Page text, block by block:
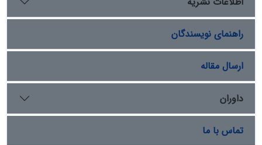
شبکه آشامیدنی می­باشد. ضمناً چاه­های بخش میانی از جمله
چاه­های 16 سیلو، 12 دهنو، 13 دهنو و 24 دهنو از لحاظ
مجاز استاندارد ملی می­باشد که پیشنهاد می­گردد نسبت به
حذف و یا تعدیل بهره­برداری از آن­ها در شبکۀ آب آشامیدنی
یزد اقدام لازم اعمال گردد.
راهنمای نویسندگان
ارسال مقاله
داوران
تماس با ما